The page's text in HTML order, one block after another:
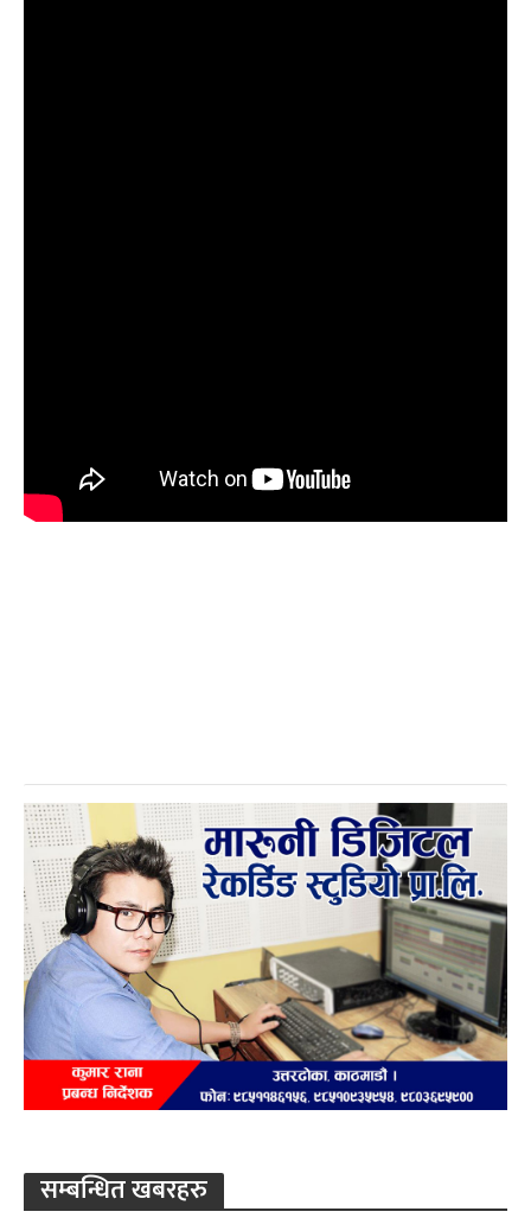
सम्बन्धित खबरहरु